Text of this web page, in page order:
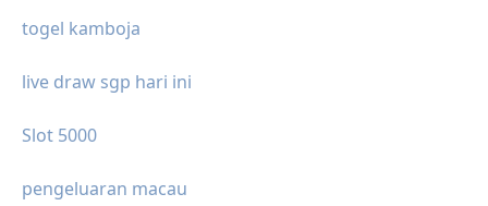
togel kamboja
live draw sgp hari ini
Slot 5000
pengeluaran macau